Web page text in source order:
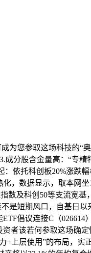
您参取这场科技的“
成分股含金量高：“专
：依托科创板20%涨
，数据显示，取本网
数及科创50等支流宽
是短期风口，自基日
倡议连接C（
者该若何参取这场
上层使用”的布局，